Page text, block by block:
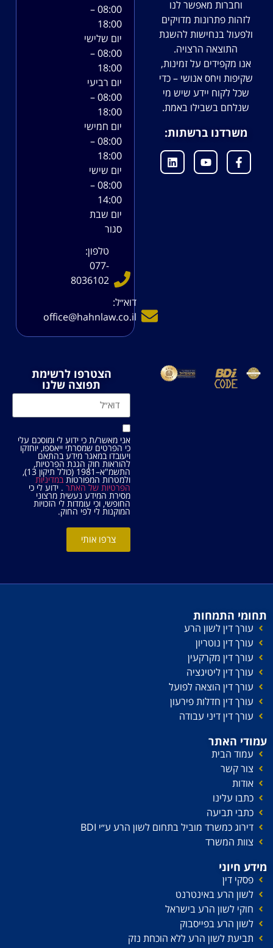
וחברות מאפשר לנו
לזהות פתרונות מדויקים
ולפעול בנחישות להשגת
התוצאה הרצויה.
אנו מקפידים על זמינות,
שקיפות ויחס אנושי – כדי
שכל לקוח יידע שיש מי
שנלחם בשבילו באמת.
משרדנו ברשתות:
08:00 –
18:00
יום שלישי
08:00 –
18:00
יום רביעי
08:00 –
18:00
יום חמישי
08:00 –
18:00
יום שישי
08:00 –
14:00
יום שבת
סגור
טלפון:
077-
8036102
דוא׳׳ל:
office@hahnlaw.co.il
הצטרפו לרשימת
תפוצה שלנו
אני מאשר/ת כי ידוע לי ומוסכם עלי
כי הפרטים שמסרתי ייאספו, יוחזקו
ויעובדו במאגר מידע בהתאם
להוראות חוק הגנת הפרטיות,
התשמ"א–1981 (כולל תיקון 13),
ולמטרות המפורטות במדיניות
הפרטיות של האתר . ידוע לי כי
מסירת המידע נעשית מרצוני
החופשי, וכי עומדות לי הזכויות
המוקנות לי לפי החוק.
צרפו אותי
תחומי התמחות
עורך דין לשון הרע
עורך דין נוטריון
עורך דין מקרקעין
עורך דין ליטיגציה
עורך דין הוצאה לפועל
עורך דין חדלות פירעון
עורך דין דיני עבודה
עמודי האתר
עמוד הבית
צור קשר
אודות
כתבו עלינו
כתבי תביעה
דירוג כמשרד מוביל בתחום לשון הרע ע׳׳י BDI
צוות המשרד
מידע חיוני
פסקי דין
לשון הרע באינטרנט
חוקי לשון הרע בישראל
לשון הרע בפייסבוק
תביעת לשון הרע ללא הוכחת נזק